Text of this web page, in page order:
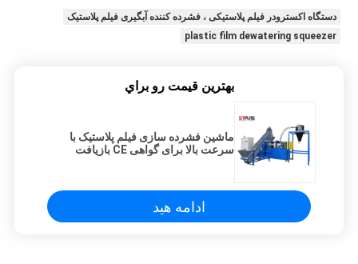
دستگاه اکسترودر فیلم پلاستیکی ، فشرده کننده آبگیری فیلم پلاستیک
plastic film dewatering squeezer
بهترين قيمت رو براي
ماشین فشرده سازی فیلم پلاستیک با
سرعت بالا برای گواهی CE بازیافت
ادامه هید